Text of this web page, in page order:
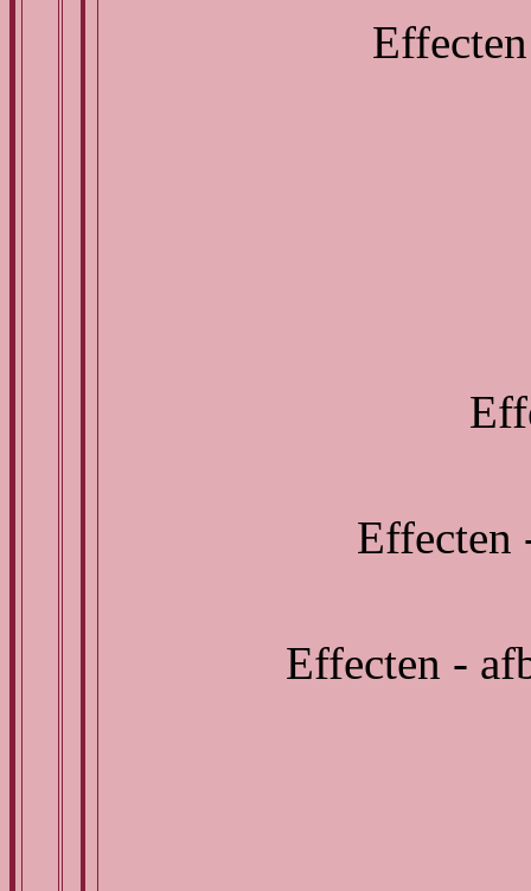
Effecten
Effecten -